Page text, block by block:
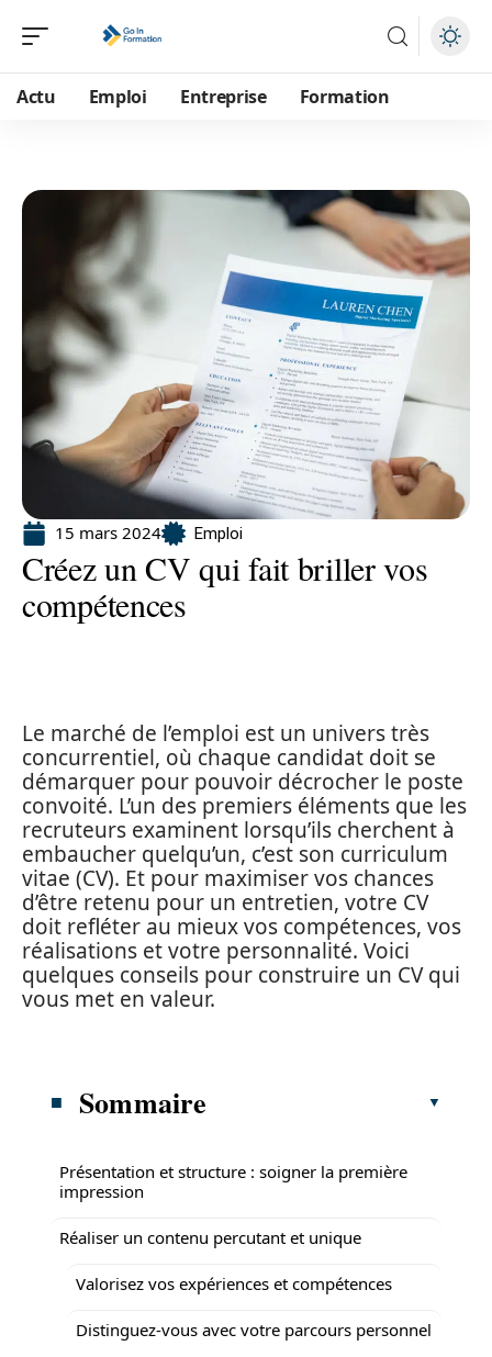
Actu Emploi Entreprise Formation
15 mars 2024 Emploi
Créez un CV qui fait briller vos
compétences
Le marché de l’emploi est un univers très
concurrentiel, où chaque candidat doit se
démarquer pour pouvoir décrocher le poste
convoité. L’un des premiers éléments que les
recruteurs examinent lorsqu’ils cherchent à
embaucher quelqu’un, c’est son curriculum
vitae (CV). Et pour maximiser vos chances
d’être retenu pour un entretien, votre CV
doit refléter au mieux vos compétences, vos
réalisations et votre personnalité. Voici
quelques conseils pour construire un CV qui
vous met en valeur.
Sommaire
Présentation et structure : soigner la première
impression
Réaliser un contenu percutant et unique
Valorisez vos expériences et compétences
Distinguez-vous avec votre parcours personnel